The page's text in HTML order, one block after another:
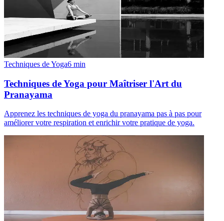
Techniques de Yoga6 min
Techniques de Yoga pour Maîtriser l'Art du
Pranayama
Apprenez les techniques de yoga du pranayama pas à pas pour
améliorer votre respiration et enrichir votre pratique de yoga.